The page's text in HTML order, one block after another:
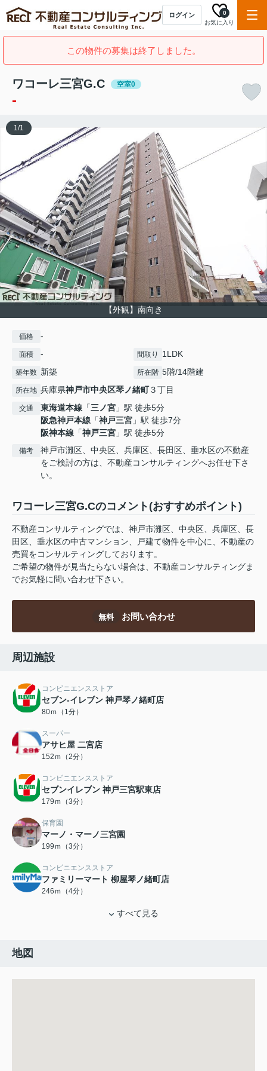
ログイン
お気に入り
0
この物件の募集は終了しました。
ワコーレ三宮G.C 空室0
-
【外観】南向き
1/1
価格 -
面積 - 間取り 1LDK
築年数 新築 所在階 5階/14階建
所在地 兵庫県神戸市中央区琴ノ緒町３丁目
交通 東海道本線 「三ノ宮 」駅 徒歩5分
阪急神戸本線 「神戸三宮 」駅 徒歩7分
阪神本線 「神戸三宮 」駅 徒歩5分
備考
神戸市灘区、中央区、兵庫区、長田区、垂水区の不動産
をご検討の方は、不動産コンサルティングへお任せ下さ
い。
ワコーレ三宮G.Cのコメント(おすすめポイント)
不動産コンサルティングでは、神戸市灘区、中央区、兵庫区、長
田区、垂水区の中古マンション、戸建て物件を中心に、不動産の
売買をコンサルティングしております。
ご希望の物件が見当たらない場合は、不動産コンサルティングま
でお気軽に問い合わせ下さい。
無料 お問い合わせ
周辺施設
コンビニエンスストア
セブン‐イレブン 神戸琴ノ緒町店
80ｍ（1分）
スーパー
アサヒ屋 二宮店
152ｍ（2分）
コンビニエンスストア
セブンイレブン 神戸三宮駅東店
179ｍ（3分）
保育園
マーノ・マーノ三宮園
199ｍ（3分）
コンビニエンスストア
ファミリーマート 柳屋琴ノ緒町店
246ｍ（4分）
すべて見る
地図